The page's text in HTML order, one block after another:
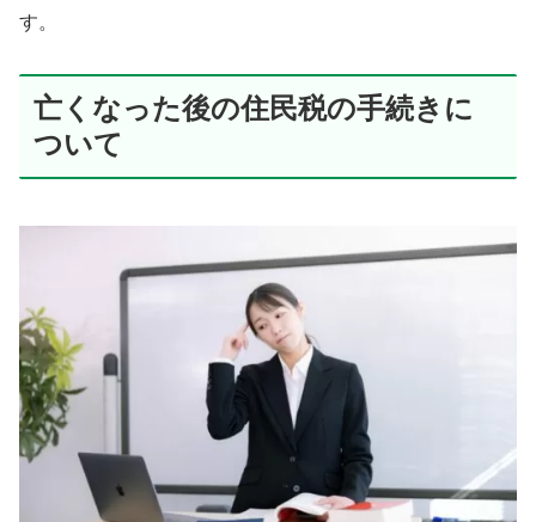
す。
亡くなった後の住民税の手続きに
ついて